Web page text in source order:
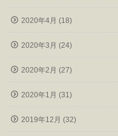
2020年4月 (18)
2020年3月 (24)
2020年2月 (27)
2020年1月 (31)
2019年12月 (32)